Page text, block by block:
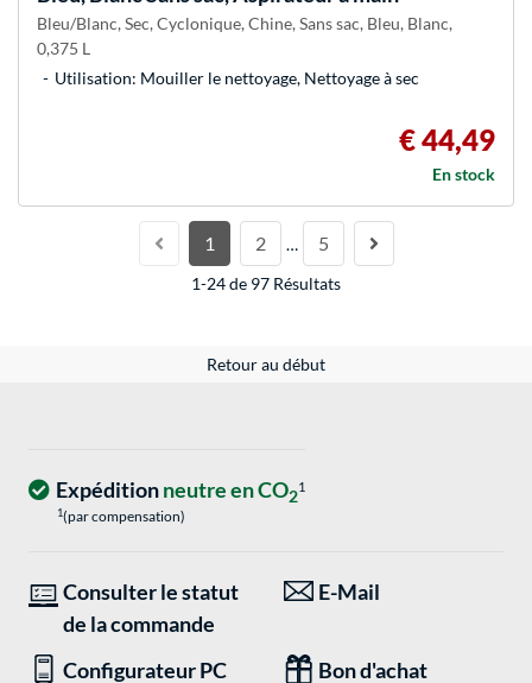
Bleu/Blanc, Sec, Cyclonique, Chine, Sans sac, Bleu, Blanc,
0,375 L
Utilisation: Mouiller le nettoyage, Nettoyage à sec
€ 44,49
En stock
1 2 … 5
1-24 de 97 Résultats
Retour au début
Expéditionneutre en CO21
1(par compensation)
Consulter le statut
de la commande
E-Mail
Configurateur PC Bon d'achat